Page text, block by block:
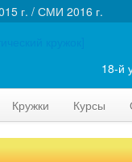
г. / СМИ 2016 г.
18-й
Кружки Курсы